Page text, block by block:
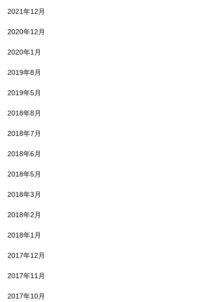
2021年12月
2020年12月
2020年1月
2019年8月
2019年5月
2018年8月
2018年7月
2018年6月
2018年5月
2018年3月
2018年2月
2018年1月
2017年12月
2017年11月
2017年10月